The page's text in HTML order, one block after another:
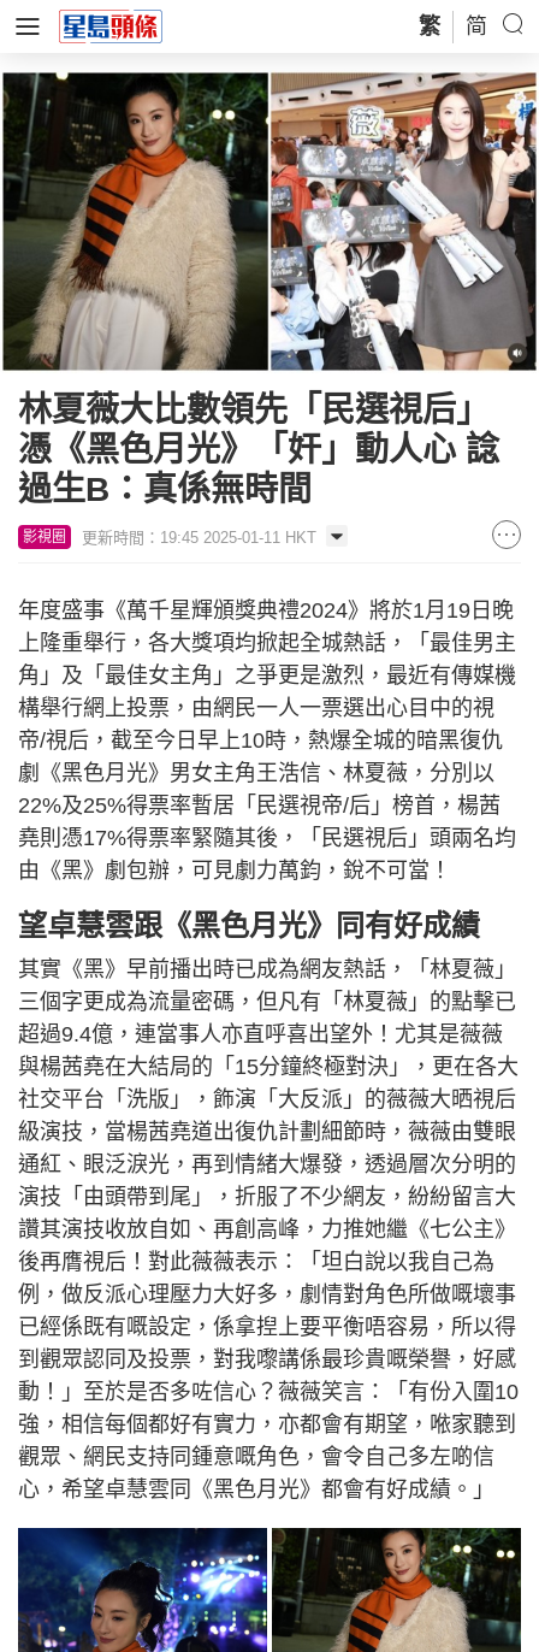
繁 简
林夏薇大比數領先「民選視后」
憑《黑色月光》「奸」動人心 諗
過生B：真係無時間
影視圈 更新時間：19:45 2025-01-11 HKT
年度盛事《萬千星輝頒獎典禮2024》將於1月19日晚
上隆重舉行，各大獎項均掀起全城熱話，「最佳男主
角」及「最佳女主角」之爭更是激烈，最近有傳媒機
構舉行網上投票，由網民一人一票選出心目中的視
帝/視后，截至今日早上10時，熱爆全城的暗黑復仇
劇《黑色月光》男女主角王浩信、林夏薇，分別以
22%及25%得票率暫居「民選視帝/后」榜首，楊茜
堯則憑17%得票率緊隨其後，「民選視后」頭兩名均
由《黑》劇包辦，可見劇力萬鈞，銳不可當！
望卓慧雲跟《黑色月光》同有好成績
其實《黑》早前播出時已成為網友熱話，「林夏薇」
三個字更成為流量密碼，但凡有「林夏薇」的點擊已
超過9.4億，連當事人亦直呼喜出望外！尤其是薇薇
與楊茜堯在大結局的「15分鐘終極對決」，更在各大
社交平台「洗版」，飾演「大反派」的薇薇大晒視后
級演技，當楊茜堯道出復仇計劃細節時，薇薇由雙眼
通紅、眼泛淚光，再到情緒大爆發，透過層次分明的
演技「由頭帶到尾」，折服了不少網友，紛紛留言大
讚其演技收放自如、再創高峰，力推她繼《七公主》
後再膺視后！對此薇薇表示：「坦白說以我自己為
例，做反派心理壓力大好多，劇情對角色所做嘅壞事
已經係既有嘅設定，係拿揑上要平衡唔容易，所以得
到觀眾認同及投票，對我嚟講係最珍貴嘅榮譽，好感
動！」至於是否多咗信心？薇薇笑言：「有份入圍10
強，相信每個都好有實力，亦都會有期望，𠵱家聽到
觀眾、網民支持同鍾意嘅角色，會令自己多左啲信
心，希望卓慧雲同《黑色月光》都會有好成績。」